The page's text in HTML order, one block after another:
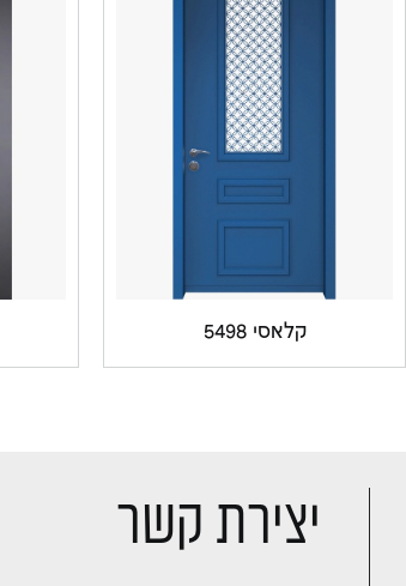
קלאסי 5498
יצירת קשר